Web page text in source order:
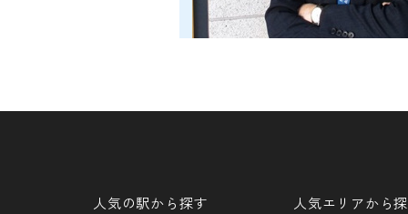
人気の駅から探す 人気エリアから